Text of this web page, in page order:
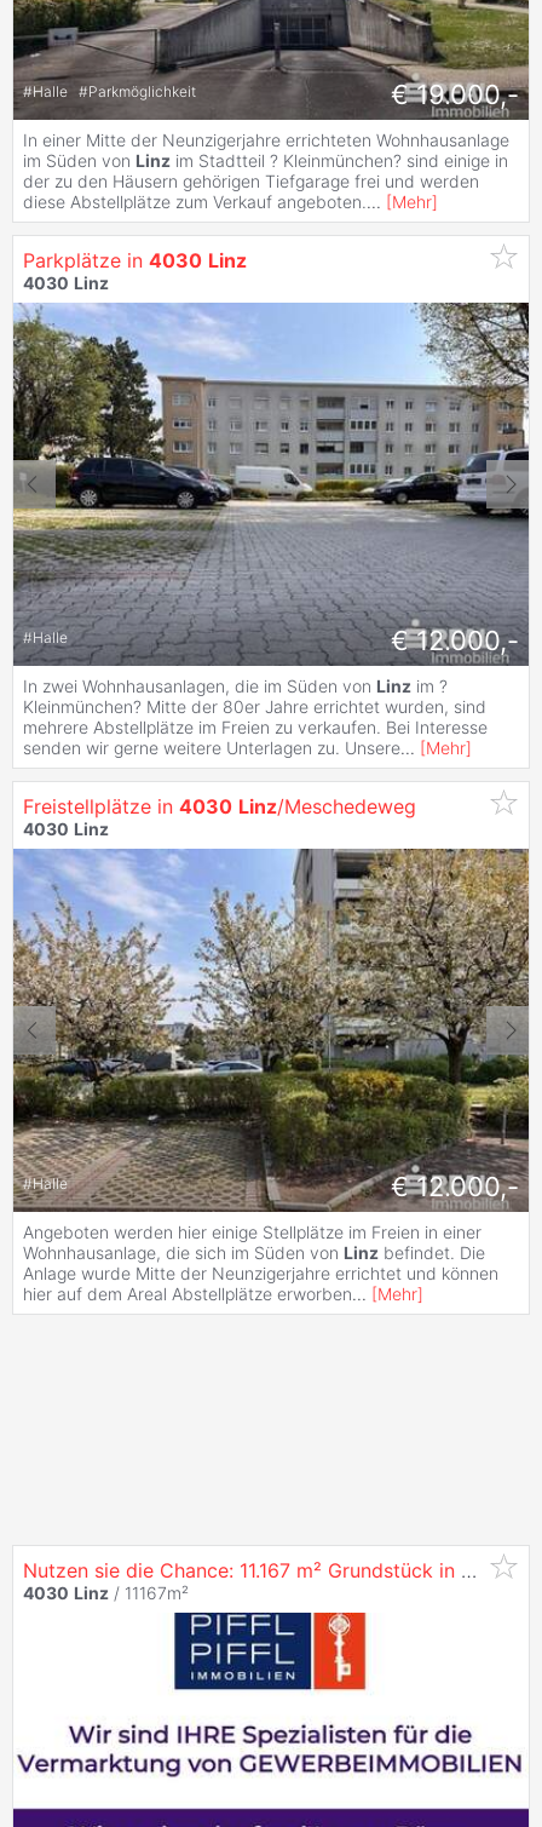
#Halle #Parkmöglichkeit € 19.000,-
In einer Mitte der Neunzigerjahre errichteten Wohnhausanlage
im Süden von Linz im Stadtteil ? Kleinmünchen? sind einige in
der zu den Häusern gehörigen Tiefgarage frei und werden
diese Abstellplätze zum Verkauf angeboten.... [Mehr]
Parkplätze in 4030 Linz
4030 Linz
#Halle € 12.000,-
In zwei Wohnhausanlagen, die im Süden von Linz im ?
Kleinmünchen? Mitte der 80er Jahre errichtet wurden, sind
mehrere Abstellplätze im Freien zu verkaufen. Bei Interesse
senden wir gerne weitere Unterlagen zu. Unsere... [Mehr]
Freistellplätze in 4030 Linz/Meschedeweg
4030 Linz
#Halle € 12.000,-
Angeboten werden hier einige Stellplätze im Freien in einer
Wohnhausanlage, die sich im Süden von Linz befindet. Die
Anlage wurde Mitte der Neunzigerjahre errichtet und können
hier auf dem Areal Abstellplätze erworben... [Mehr]
Nutzen sie die Chance: 11.167 m² Grundstück in
4030
4030 Linz / 11167m²